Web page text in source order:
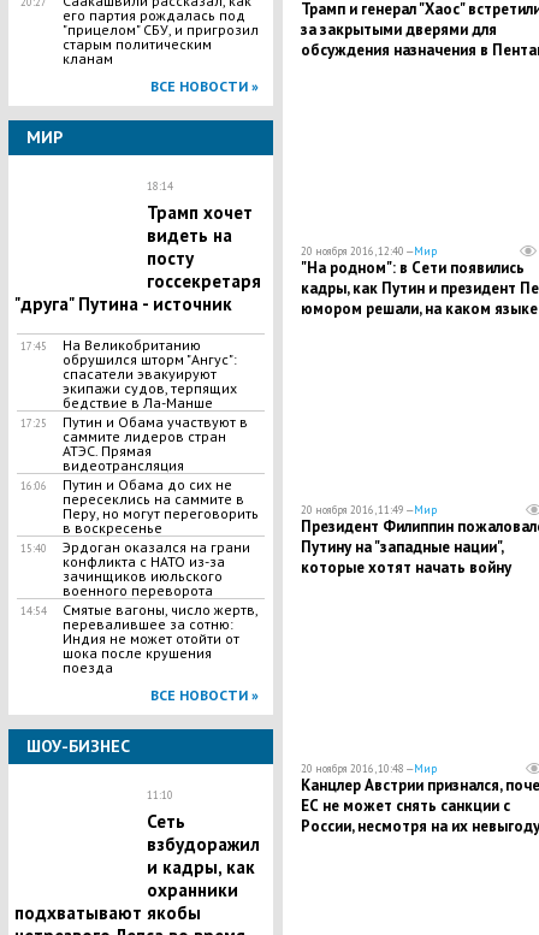
его партия рождалась под
"прицелом" СБУ, и пригрозил
старым политическим
кланам
ВСЕ НОВОСТИ »
МИР
18:14
Трамп хочет
видеть на
посту
госсекретаря
"друга" Путина - источник
17:45
На Великобританию
обрушился шторм "Ангус":
спасатели эвакуируют
экипажи судов, терпящих
бедствие в Ла-Манше
17:25
Путин и Обама участвуют в
саммите лидеров стран
АТЭС. Прямая
видеотрансляция
16:06
Путин и Обама до сих не
пересеклись на саммите в
Перу, но могут переговорить
в воскресенье
15:40
Эрдоган оказался на грани
конфликта с НАТО из-за
зачинщиков июльского
военного переворота
14:54
Смятые вагоны, число жертв,
перевалившее за сотню:
Индия не может отойти от
шока после крушения
поезда
ВСЕ НОВОСТИ »
ШОУ-БИЗНЕС
11:10
Сеть
взбудоражил
и кадры, как
охранники
подхватывают якобы
Трамп и генерал "Хаос"
за закрытыми дверями для
обсуждения назначения в
20 ноября 2016, 12:40 —Мир
"На родном": в Сети появились
кадры, как Путин и президент
юмором решали, на каком языке
20 ноября 2016, 11:49 —Мир
Президент Филиппин
Путину на "западные нации",
которые хотят начать войну
20 ноября 2016, 10:48 —Мир
Канцлер Австрии признался,
ЕС не может снять санкции с
России, несмотря на их невыгоду